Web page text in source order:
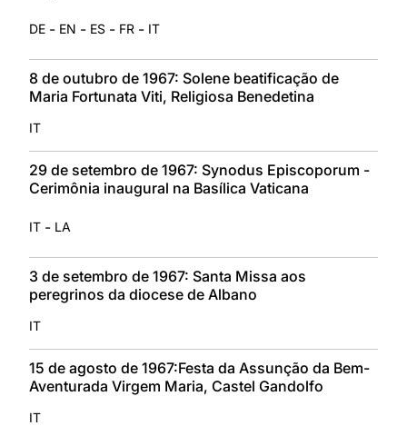
DE - EN - ES - FR - IT
8 de outubro de 1967: Solene beatificação de
Maria Fortunata Viti, Religiosa Benedetina
IT
29 de setembro de 1967: Synodus Episcoporum -
Cerimônia inaugural na Basílica Vaticana
IT - LA
3 de setembro de 1967: Santa Missa aos
peregrinos da diocese de Albano
IT
15 de agosto de 1967:Festa da Assunção da Bem-
Aventurada Virgem Maria, Castel Gandolfo
IT